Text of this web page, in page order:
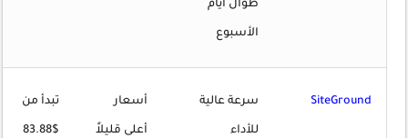
طوال أيام
الأسبوع
SiteGround سرعة عالية
للأداء
أسعار
أعلى قليلاً
تبدأ من
$83.88